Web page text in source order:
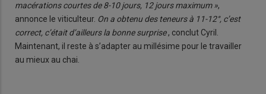
macérations courtes de 8-10 jours, 12 jours maximum »,
annonce le viticulteur. On a obtenu des teneurs à 11-12°, c’est
correct, c’était d’ailleurs la bonne surprise, conclut Cyril.
Maintenant, il reste à s’adapter au millésime pour le travailler
au mieux au chai.